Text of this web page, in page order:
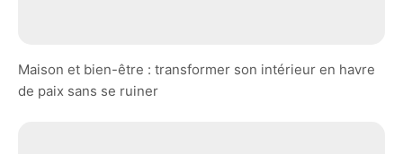
Maison et bien-être : transformer son intérieur en havre
de paix sans se ruiner